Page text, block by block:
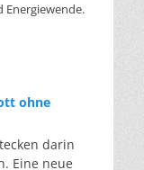
Energiewende.
ohne
darin
Eine neue